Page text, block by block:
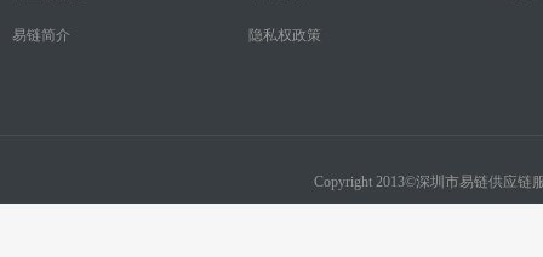
易链简介 隐私权政策
Copyright 2013©深圳市易链供应链